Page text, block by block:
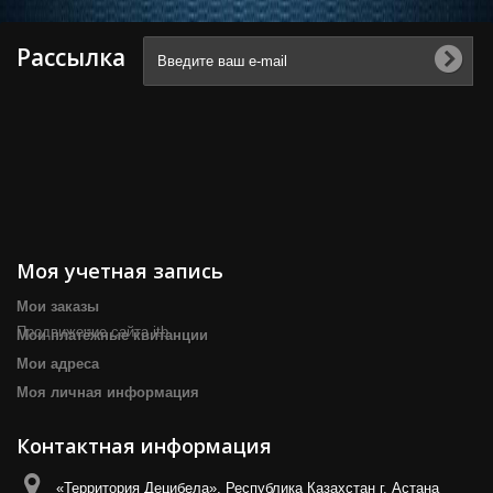
Рассылка
Продвижение сайта itb
Моя учетная запись
Мои заказы
Мои платёжные квитанции
Мои адреса
Моя личная информация
Контактная информация
«Территория Децибела», Республика Казахстан г. Астана